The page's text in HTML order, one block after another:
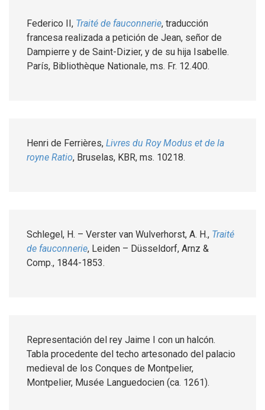
Federico II, Traité de fauconnerie, traducción
francesa realizada a petición de Jean, señor de
Dampierre y de Saint-Dizier, y de su hija Isabelle.
París, Bibliothèque Nationale, ms. Fr. 12.400.
Henri de Ferrières, Livres du Roy Modus et de la
royne Ratio, Bruselas, KBR, ms. 10218.
Schlegel, H. – Verster van Wulverhorst, A. H., Traité
de fauconnerie, Leiden – Düsseldorf, Arnz &
Comp., 1844-1853.
Representación del rey Jaime I con un halcón.
Tabla procedente del techo artesonado del palacio
medieval de los Conques de Montpelier,
Montpelier, Musée Languedocien (ca. 1261).